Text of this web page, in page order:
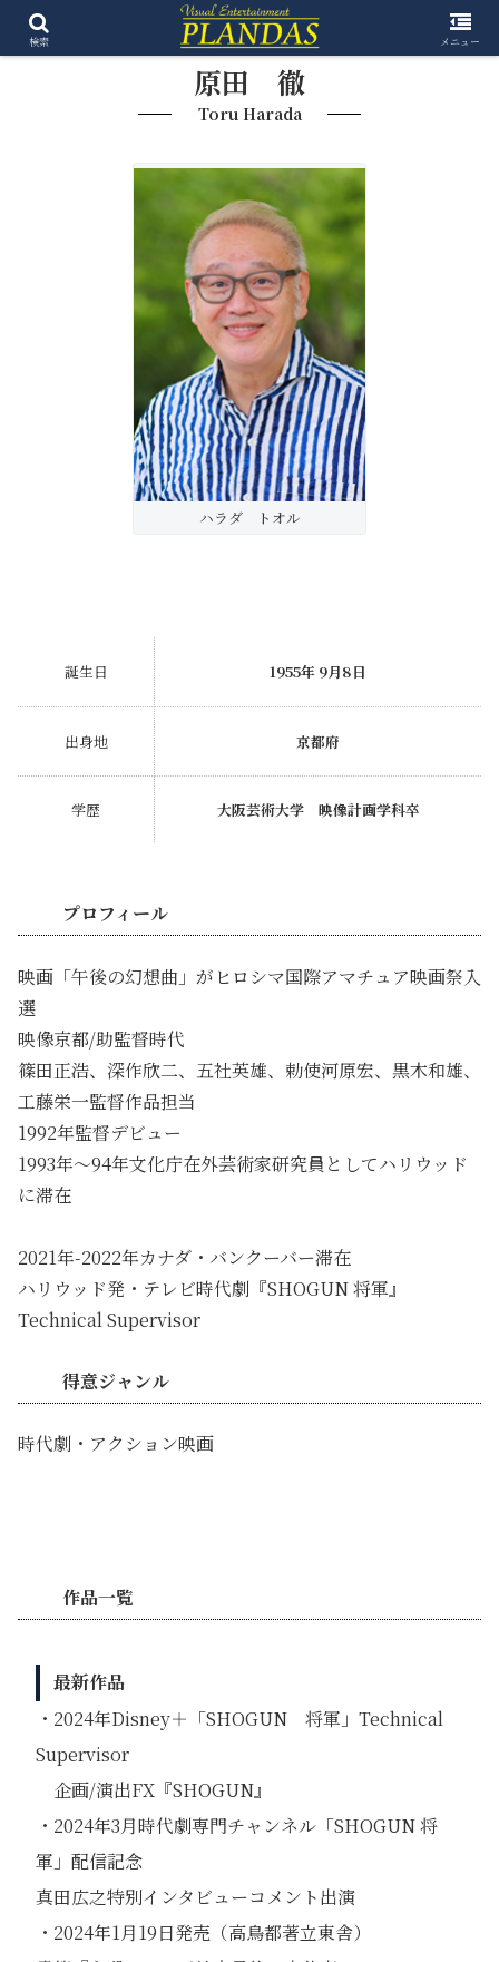
原田 徹
Toru Harada
ハラダ トオル
誕生日 1955年 9月8日
出身地 京都府
学歴 大阪芸術大学 映像計画学科卒
プロフィール
映画「午後の幻想曲」がヒロシマ国際アマチュア映画祭入
選
映像京都/助監督時代
篠田正浩、深作欣二、五社英雄、勅使河原宏、黒木和雄、
工藤栄一監督作品担当
1992年監督デビュー
1993年〜94年文化庁在外芸術家研究員としてハリウッド
に滞在
2021年-2022年カナダ・バンクーバー滞在
ハリウッド発・テレビ時代劇『SHOGUN 将軍』
Technical Supervisor
得意ジャンル
時代劇・アクション映画
作品一覧
最新作品
・2024年Disney＋「SHOGUN 将軍」Technical
Supervisor
企画/演出FX『SHOGUN』
・2024年3月時代劇専門チャンネル「SHOGUN 将
軍」配信記念
真田広之特別インタビューコメント出演
・2024年1月19日発売（高鳥都著立東舎）
検索 メニュー